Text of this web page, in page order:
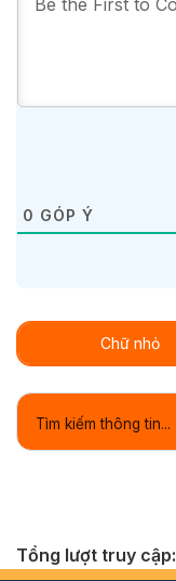
0 GÓP Ý
Chữ nhỏ
Tổng lượt truy cập: